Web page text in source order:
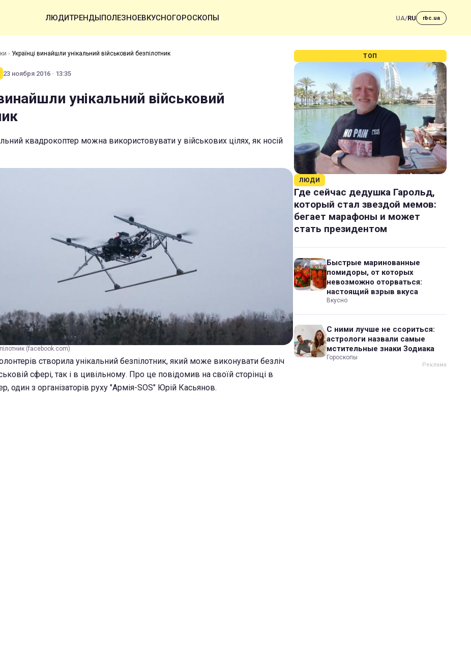
ЛЮДИТРЕНДЫПОЛЕЗНОЕВКУСНОГОРОСКОПЫ UA/RU rbc.ua
› Українці винайшли унікальний військовий безпілотник
23 ноября 2016 · 13:35
унікальний військовий
квадрокоптер можна використовувати у військових цілях, як носій
(facebook.com)
створила унікальний безпілотник, який може виконувати безліч
сфері, так і в цивільному. Про це повідомив на своїй сторінці в
один з організаторів руху "Армія-SOS" Юрій Касьянов.
ТОП
ЛЮДИ
Где сейчас дедушка Гарольд,
который стал звездой мемов:
бегает марафоны и может
стать президентом
Быстрые маринованные
помидоры, от которых
невозможно оторваться:
настоящий взрыв вкуса
Вкусно
С ними лучше не ссориться:
астрологи назвали самые
мстительные знаки Зодиака
Гороскопы